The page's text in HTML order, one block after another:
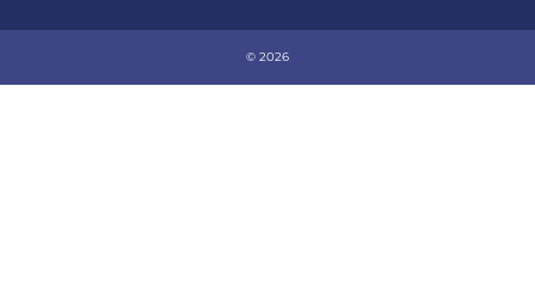
© 2026